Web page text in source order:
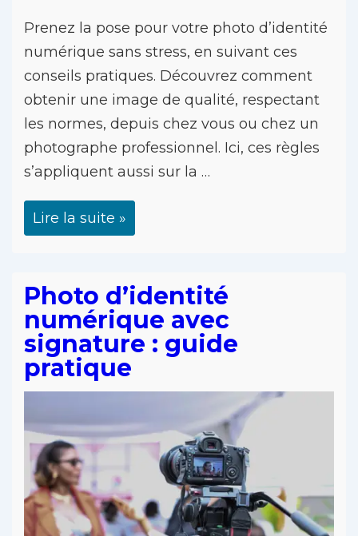
Prenez la pose pour votre photo d’identité
numérique sans stress, en suivant ces
conseils pratiques. Découvrez comment
obtenir une image de qualité, respectant
les normes, depuis chez vous ou chez un
photographe professionnel. Ici, ces règles
s’appliquent aussi sur la …
Lire la suite »
Photo d’identité
numérique avec
signature : guide
pratique